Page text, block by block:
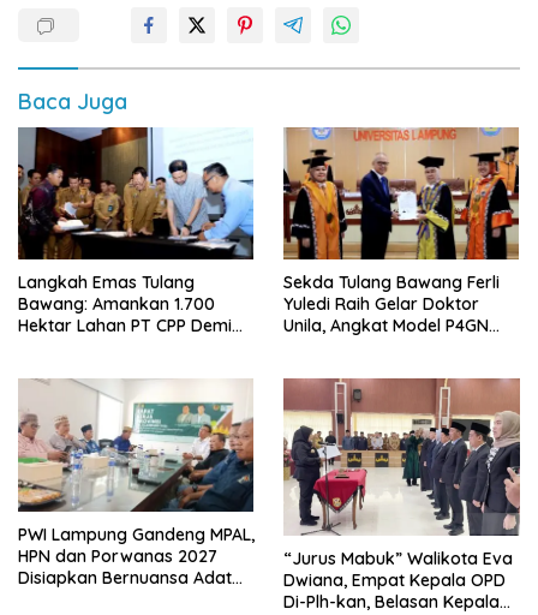
Baca Juga
Langkah Emas Tulang
Bawang: Amankan 1.700
Hektar Lahan PT CPP Demi
Sekda Tulang Bawang Ferli
Yuledi Raih Gelar Doktor
Unila, Angkat Model P4GN
PWI Lampung Gandeng MPAL,
HPN dan Porwanas 2027
Disiapkan Bernuansa Adat
“Jurus Mabuk” Walikota Eva
Dwiana, Empat Kepala OPD
Di-Plh-kan, Belasan Kepala